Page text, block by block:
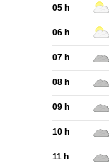
05 h
06 h
07 h
08 h
09 h
10 h
11 h